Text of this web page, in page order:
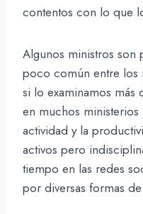
contentos con lo que
Algunos ministros son
poco común entre los
si lo examinamos
en muchos
actividad y la
activos pero
tiempo en las redes
por diversas formas